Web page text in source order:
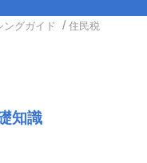
ングガイド 住民税
知識